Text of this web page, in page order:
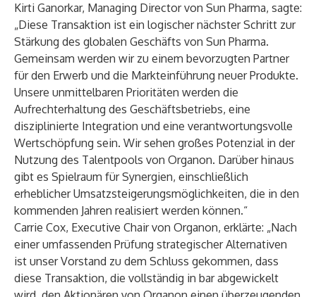
Kirti Ganorkar, Managing Director von Sun Pharma, sagte:
„Diese Transaktion ist ein logischer nächster Schritt zur
Stärkung des globalen Geschäfts von Sun Pharma.
Gemeinsam werden wir zu einem bevorzugten Partner
für den Erwerb und die Markteinführung neuer Produkte.
Unsere unmittelbaren Prioritäten werden die
Aufrechterhaltung des Geschäftsbetriebs, eine
disziplinierte Integration und eine verantwortungsvolle
Wertschöpfung sein. Wir sehen großes Potenzial in der
Nutzung des Talentpools von Organon. Darüber hinaus
gibt es Spielraum für Synergien, einschließlich
erheblicher Umsatzsteigerungsmöglichkeiten, die in den
kommenden Jahren realisiert werden können.“
Carrie Cox, Executive Chair von Organon, erklärte: „Nach
einer umfassenden Prüfung strategischer Alternativen
ist unser Vorstand zu dem Schluss gekommen, dass
diese Transaktion, die vollständig in bar abgewickelt